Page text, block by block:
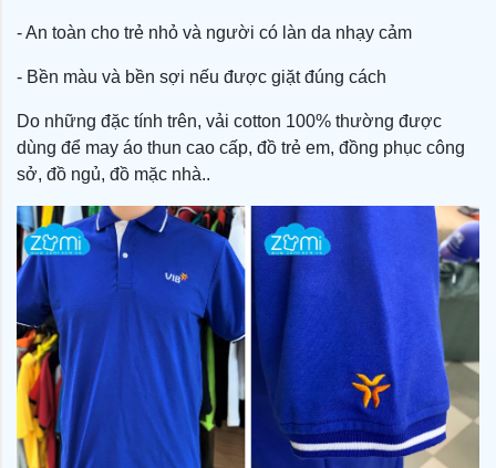
- An toàn cho trẻ nhỏ và người có làn da nhạy cảm
- Bền màu và bền sợi nếu được giặt đúng cách
Do những đặc tính trên, vải cotton 100% thường được
dùng để may áo thun cao cấp, đồ trẻ em, đồng phục công
sở, đồ ngủ, đồ mặc nhà..